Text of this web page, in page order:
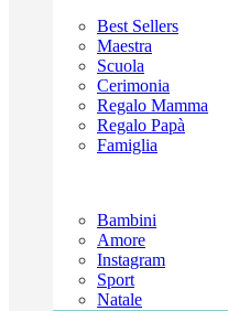
Best Sellers
Maestra
Scuola
Cerimonia
Regalo Mamma
Regalo Papà
Famiglia
Bambini
Amore
Instagram
Sport
Natale